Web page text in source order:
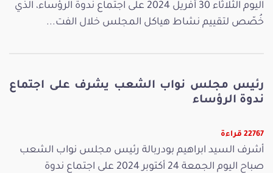
اليوم الثلاثاء 30 أفريل 2024 على اجتماع ندوة الرؤساء، الذي
خُصّص لتقييم نشاط هياكل المجلس خلال الفت...
رئيس مجلس نواب الشعب يشرف على اجتماع
ندوة الرؤساء
22767 قراءة
أشرف السيد ابراهيم بودربالة رئيس مجلس نواب الشعب
صباح اليوم الجمعة 24 أكتوبر 2024 على اجتماع ندوة